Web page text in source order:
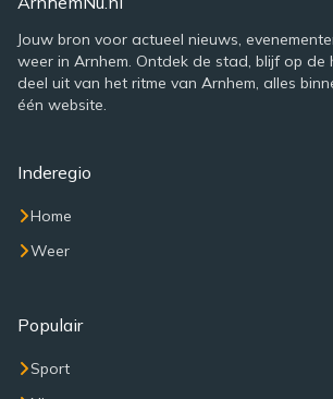
Jouw bron voor actueel nieuws,
weer in Arnhem. Ontdek de stad, blijf op de
deel uit van het ritme van Arnhem, alles
één website.
Inderegio
Home
Weer
Populair
Sport